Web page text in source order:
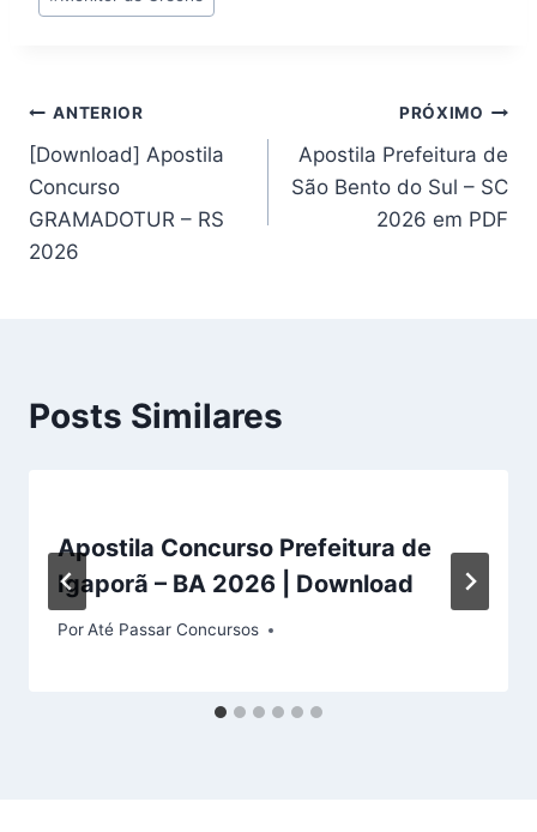
Navegação
de
Post
ANTERIOR
[Download] Apostila
Concurso
GRAMADOTUR – RS
2026
PRÓXIMO
Apostila Prefeitura de
São Bento do Sul – SC
2026 em PDF
Posts Similares
Apostila Concurso Prefeitura de
Igaporã – BA 2026 | Download
PorAté Passar Concursos